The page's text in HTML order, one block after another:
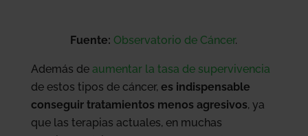
Fuente: Observatorio de Cáncer.
Además de aumentar la tasa de supervivencia
de estos tipos de cáncer, es indispensable
conseguir tratamientos menos agresivos, ya
que las terapias actuales, en muchas